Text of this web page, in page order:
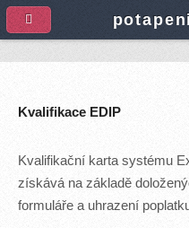
A
Kvalifikace EDIP
Kvalifikační karta systému
získává na základě
formuláře a uhrazení